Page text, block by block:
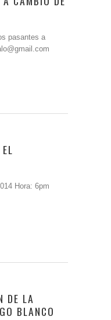
pasantes a
Hora: 6pm
DE LA
BLANCO